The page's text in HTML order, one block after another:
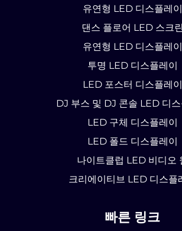
유연형 LED 디스플레이
댄스 플로어 LED 스크린
유연형 LED 디스플레이
투명 LED 디스플레이
LED 포스터 디스플레이
DJ 부스 및 DJ 콘솔 LED 디스
LED 구체 디스플레이
LED 폴드 디스플레이
나이트클럽 LED 비디오
크리에이티브 LED 디스플
빠른 링크